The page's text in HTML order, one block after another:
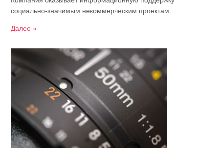
социально-значимым некоммерческим проектам…
Далее »